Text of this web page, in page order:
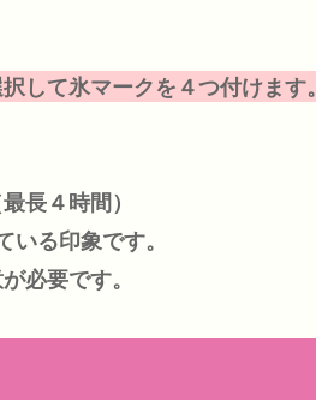
して氷マークを４つ付けます。
長４時間）
る印象です。
必要です。